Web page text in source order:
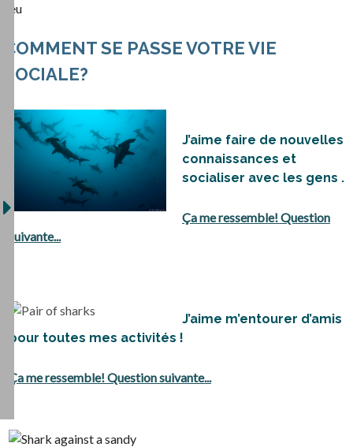
Jeu
COMMENT SE PASSE VOTRE VIE
SOCIALE?
J’aime faire de nouvelles
connaissances et
socialiser avec les gens .
Ça me ressemble! Question
suivante...
J’aime m’entourer d’amis
pour toutes mes activités !
Ça me ressemble! Question suivante...